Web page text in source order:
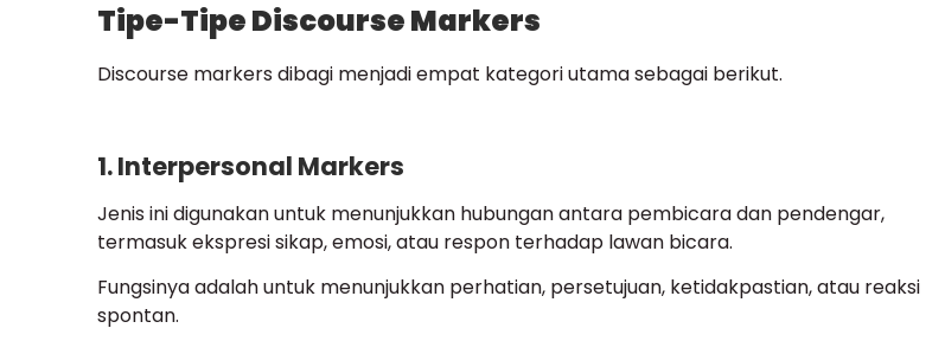
Tipe-Tipe Discourse Markers
Discourse markers dibagi menjadi empat kategori utama sebagai berikut.
1. Interpersonal Markers
Jenis ini digunakan untuk menunjukkan hubungan antara pembicara dan pendengar,
termasuk ekspresi sikap, emosi, atau respon terhadap lawan bicara.
Fungsinya adalah untuk menunjukkan perhatian, persetujuan, ketidakpastian, atau reaksi
spontan.